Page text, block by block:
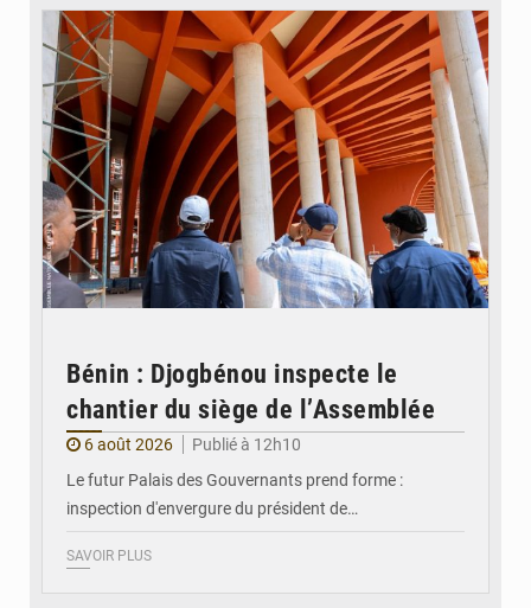
Bénin : Djogbénou inspecte le
chantier du siège de l’Assemblée
6 août 2026
Publié à 12h10
Le futur Palais des Gouvernants prend forme :
inspection d'envergure du président de…
SAVOIR PLUS